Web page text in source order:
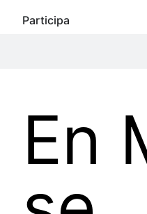
Participa
En